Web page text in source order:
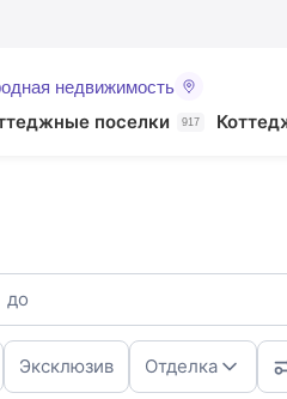
недвижимость
поселки 917
до
Эксклюзив Отделка